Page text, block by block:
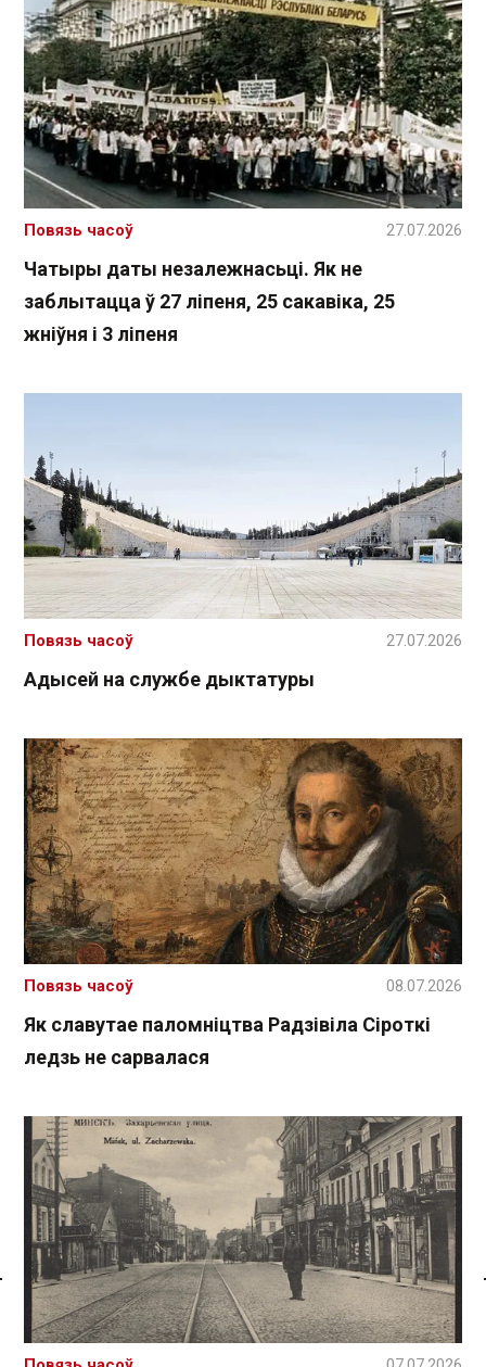
Спасылка без VPN
Чатыры даты незалежнасьці. Як не
заблытацца ў 27 ліпеня, 25 сакавіка, 25
жніўня і 3 ліпеня
Повязь часоў 27.07.2026
Адысей на службе дыктатуры
Повязь часоў 27.07.2026
Як славутае паломніцтва Радзівіла Сіроткі
ледзь не сарвалася
Повязь часоў 08.07.2026